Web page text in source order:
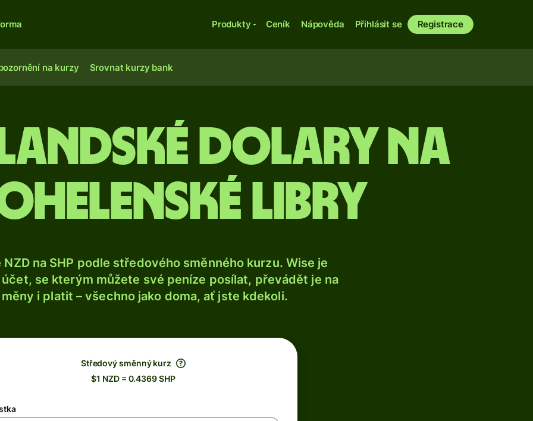
Produkty Ceník Nápověda Přihlásit se Registrace
na kurzy Srovnat kurzy bank
dolary na
libry
na SHP podle středového směnného kurzu. Wise je
se kterým můžete své peníze posílat, převádět je na
i platit – všechno jako doma, ať jste kdekoli.
Středový směnný kurz
$1 NZD = 0.4369 SHP